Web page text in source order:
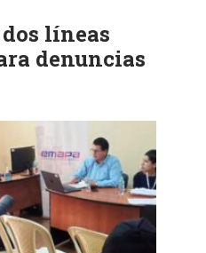
líneas
denuncias